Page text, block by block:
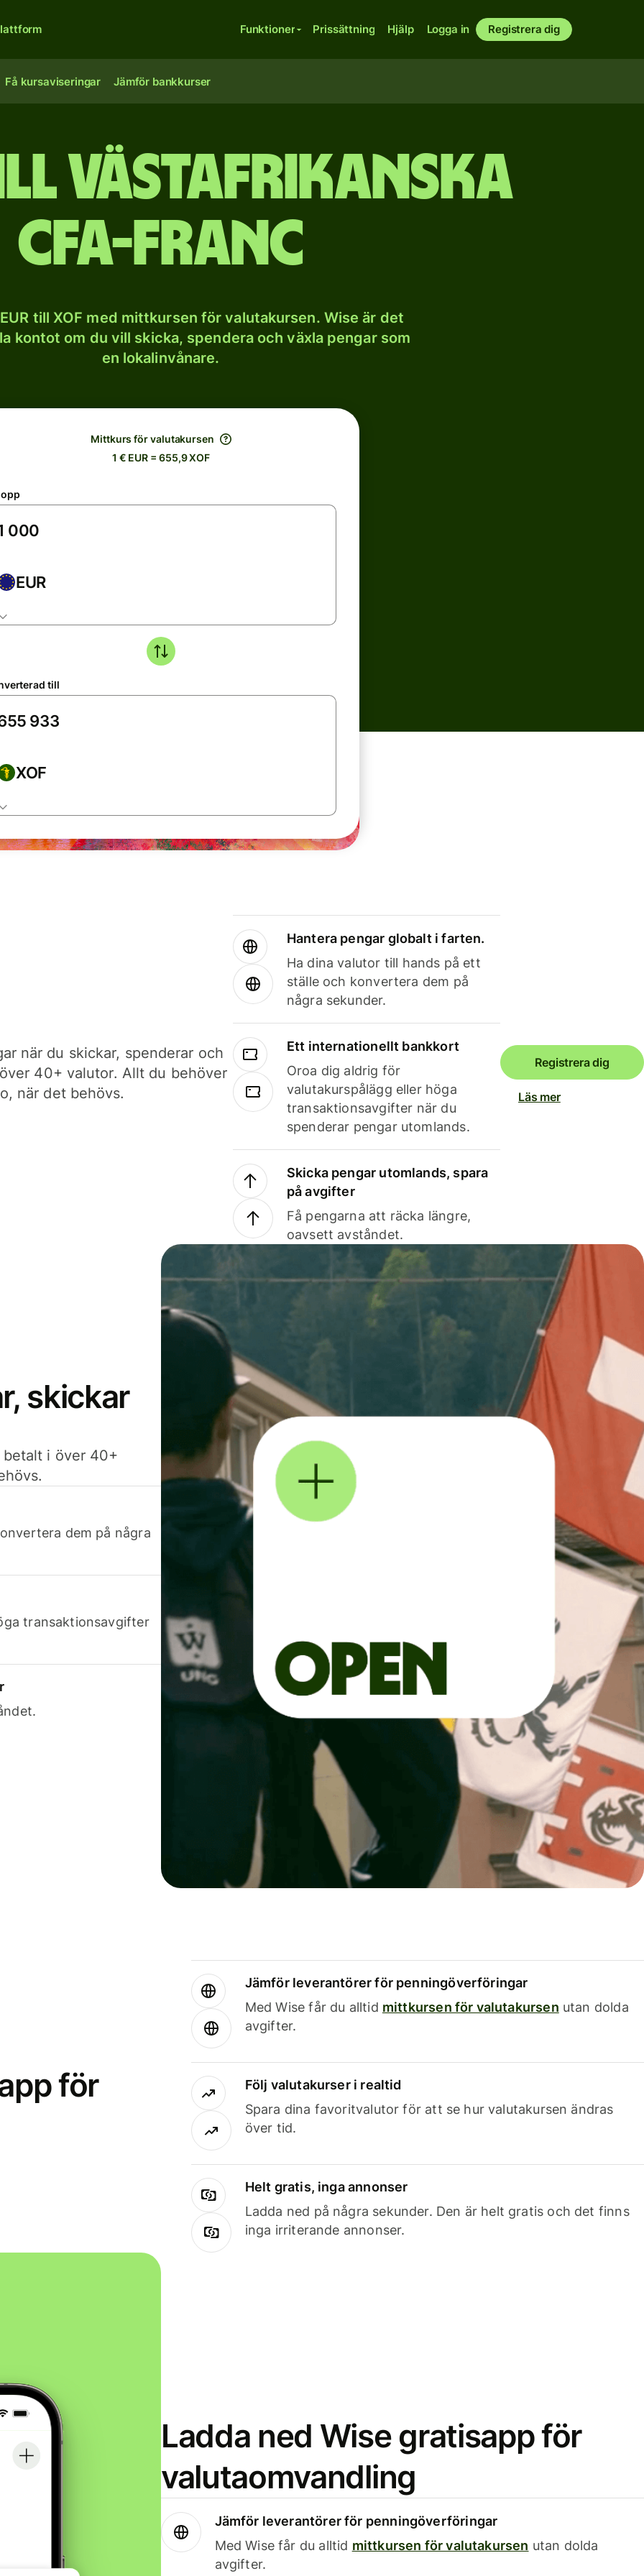
Funktioner Prissättning Hjälp Logga in Registrera dig
Få kursaviseringar Jämför bankkurser
västafrikanska
CFA-franc
till XOF med mittkursen för valutakursen. Wise är det
kontot om du vill skicka, spendera och växla pengar som
en lokalinvånare.
Mittkurs för valutakursen
1 € EUR = 655,9 XOF
EUR
till
XOF
när du skickar, spenderar och
40+ valutor. Allt du behöver
när det behövs.
Hantera pengar globalt i farten.
Ha dina valutor till hands på ett
ställe och konvertera dem på
några sekunder.
Ett internationellt bankkort
Oroa dig aldrig för
valutakurspålägg eller höga
transaktionsavgifter när du
spenderar pengar utomlands.
Skicka pengar utomlands, spara
på avgifter
Få pengarna att räcka längre,
oavsett avståndet.
Registrera dig
Läs mer
skickar
betalt i över 40+
dem på några
transaktionsavgifter
för
Jämför leverantörer för penningöverföringar
Med Wise får du alltid mittkursen för valutakursen utan dolda
avgifter.
Följ valutakurser i realtid
Spara dina favoritvalutor för att se hur valutakursen ändras
över tid.
Helt gratis, inga annonser
Ladda ned på några sekunder. Den är helt gratis och det finns
inga irriterande annonser.
Ladda ned Wise gratisapp för
valutaomvandling
Jämför leverantörer för penningöverföringar
Med Wise får du alltid mittkursen för valutakursen utan dolda
avgifter.